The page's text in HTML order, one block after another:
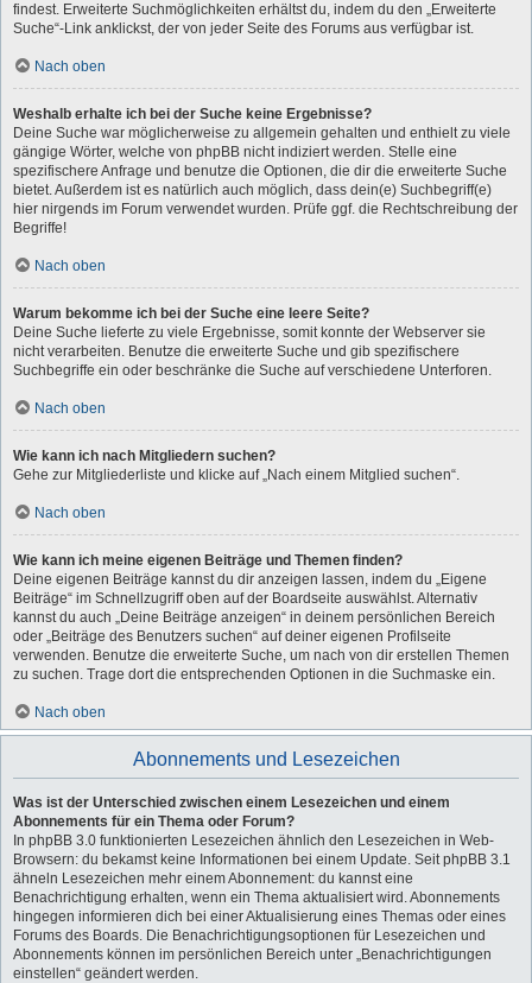
findest. Erweiterte Suchmöglichkeiten erhältst du, indem du den „Erweiterte
Suche“-Link anklickst, der von jeder Seite des Forums aus verfügbar ist.
Nach oben
Weshalb erhalte ich bei der Suche keine Ergebnisse?
Deine Suche war möglicherweise zu allgemein gehalten und enthielt zu viele
gängige Wörter, welche von phpBB nicht indiziert werden. Stelle eine
spezifischere Anfrage und benutze die Optionen, die dir die erweiterte Suche
bietet. Außerdem ist es natürlich auch möglich, dass dein(e) Suchbegriff(e)
hier nirgends im Forum verwendet wurden. Prüfe ggf. die Rechtschreibung der
Begriffe!
Nach oben
Warum bekomme ich bei der Suche eine leere Seite?
Deine Suche lieferte zu viele Ergebnisse, somit konnte der Webserver sie
nicht verarbeiten. Benutze die erweiterte Suche und gib spezifischere
Suchbegriffe ein oder beschränke die Suche auf verschiedene Unterforen.
Nach oben
Wie kann ich nach Mitgliedern suchen?
Gehe zur Mitgliederliste und klicke auf „Nach einem Mitglied suchen“.
Nach oben
Wie kann ich meine eigenen Beiträge und Themen finden?
Deine eigenen Beiträge kannst du dir anzeigen lassen, indem du „Eigene
Beiträge“ im Schnellzugriff oben auf der Boardseite auswählst. Alternativ
kannst du auch „Deine Beiträge anzeigen“ in deinem persönlichen Bereich
oder „Beiträge des Benutzers suchen“ auf deiner eigenen Profilseite
verwenden. Benutze die erweiterte Suche, um nach von dir erstellen Themen
zu suchen. Trage dort die entsprechenden Optionen in die Suchmaske ein.
Nach oben
Abonnements und Lesezeichen
Was ist der Unterschied zwischen einem Lesezeichen und einem
Abonnements für ein Thema oder Forum?
In phpBB 3.0 funktionierten Lesezeichen ähnlich den Lesezeichen in Web-
Browsern: du bekamst keine Informationen bei einem Update. Seit phpBB 3.1
ähneln Lesezeichen mehr einem Abonnement: du kannst eine
Benachrichtigung erhalten, wenn ein Thema aktualisiert wird. Abonnements
hingegen informieren dich bei einer Aktualisierung eines Themas oder eines
Forums des Boards. Die Benachrichtigungsoptionen für Lesezeichen und
Abonnements können im persönlichen Bereich unter „Benachrichtigungen
einstellen“ geändert werden.